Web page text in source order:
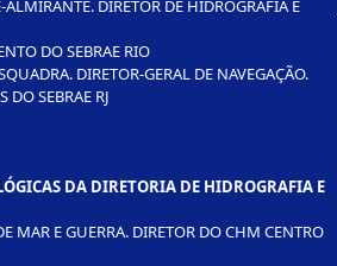
ALMIRANTE. DIRETOR DE HIDROGRAFIA E
DO SEBRAE RIO
DIRETOR-GERAL DE NAVEGAÇÃO.
DO SEBRAE RJ
DA DIRETORIA DE HIDROGRAFIA E
MAR E GUERRA. DIRETOR DO CHM CENTRO